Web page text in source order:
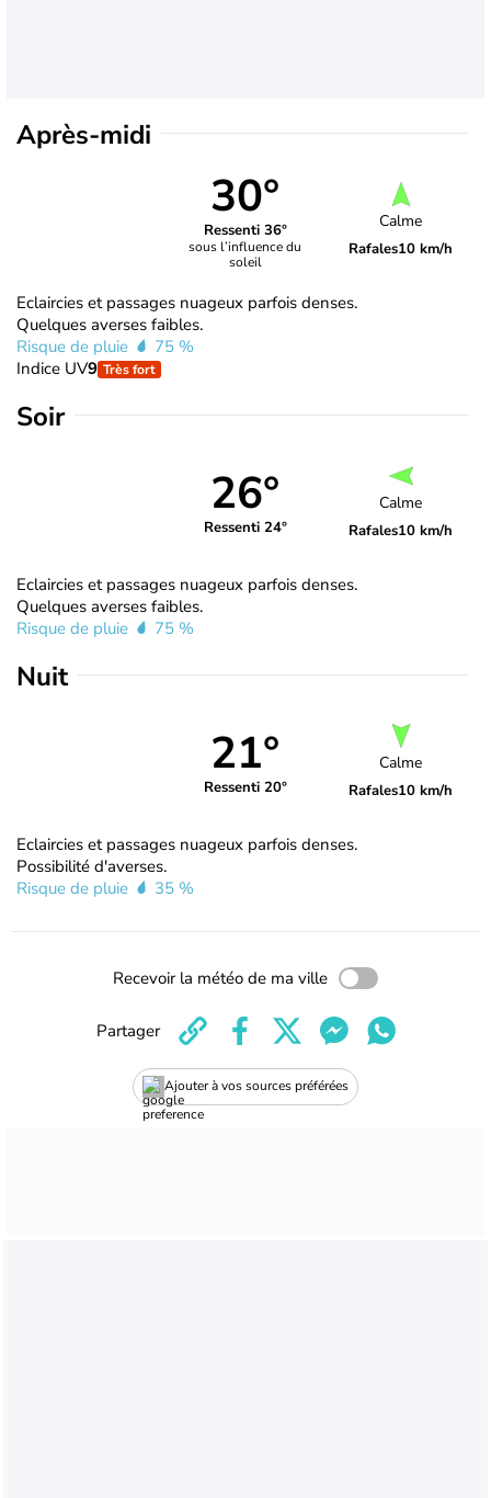
Après-midi
30°
Ressenti 36°
sous l’influence du
soleil
Calme
Rafales10 km/h
Eclaircies et passages nuageux parfois denses.
Quelques averses faibles.
Risque de pluie
75 %
Indice UV9 Très fort
Soir
26°
Ressenti 24°
Calme
Rafales10 km/h
Eclaircies et passages nuageux parfois denses.
Quelques averses faibles.
Risque de pluie
75 %
Nuit
21°
Ressenti 20°
Calme
Rafales10 km/h
Eclaircies et passages nuageux parfois denses.
Possibilité d'averses.
Risque de pluie
35 %
Recevoir la météo de ma ville
Ajouter à vos sources préférées
Partager